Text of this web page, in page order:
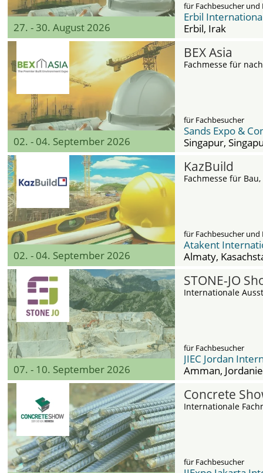
27. - 30. August 2026
für Fachbesucher
Erbil
Erbil, Irak
02. - 04. September 2026
BEX Asia
Fachmesse für
für Fachbesucher
Sands Expo &
Singapur,
02. - 04. September 2026
KazBuild
Fachmesse für
für Fachbesucher
Atakent
Almaty,
07. - 10. September 2026
STONE-JO
Internationale
für Fachbesucher
JIEC Jordan
Amman,
Concrete
Internationale
für Fachbesucher